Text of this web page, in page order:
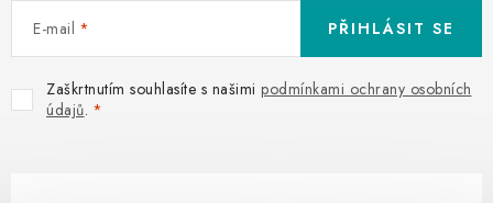
E-mail
Zaškrtnutím souhlasíte s našimi podmínkami ochrany osobních
údajů.
PŘIHLÁSIT SE